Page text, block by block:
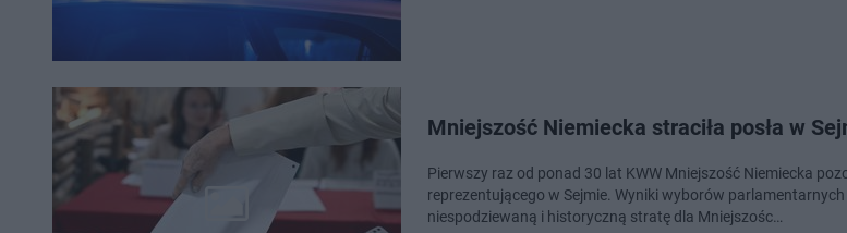
Mniejszość Niemiecka straciła posła w
Pierwszy raz od ponad 30 lat KWW Mniejszość Niemiecka
reprezentującego w Sejmie. Wyniki wyborów parlamentarnych
niespodziewaną i historyczną stratę dla Mniejszośc…